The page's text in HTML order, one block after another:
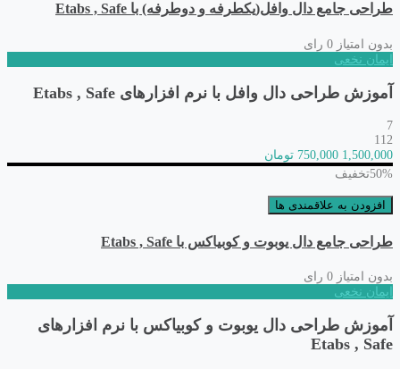
طراحی جامع دال وافل(یکطرفه و دوطرفه) با Etabs , Safe
بدون امتیاز 0 رای
ایمان نخعی
آموزش طراحی دال وافل با نرم افزارهای Etabs , Safe
7
112
1,500,000 750,000 تومان
50%تخفیف
افزودن به علاقمندی ها
طراحی جامع دال یوبوت و کوبیاکس با Etabs , Safe
بدون امتیاز 0 رای
ایمان نخعی
آموزش طراحی دال یوبوت و کوبیاکس با نرم افزارهای
Etabs , Safe